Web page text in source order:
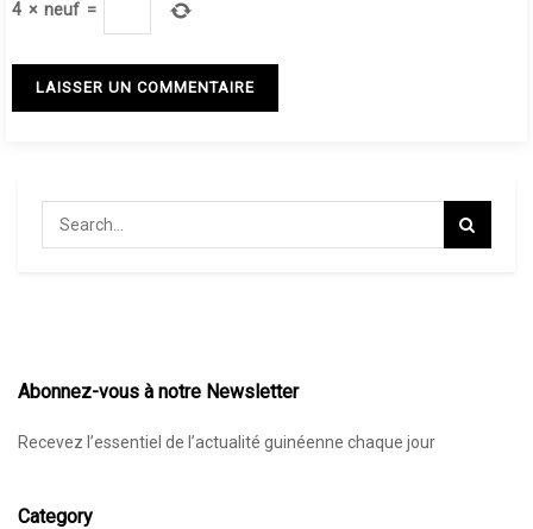
4 × neuf =
Abonnez-vous à notre Newsletter
Recevez l’essentiel de l’actualité guinéenne chaque jour
Category